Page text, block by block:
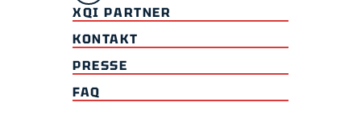
XQI PARTNER
KONTAKT
PRESSE
FAQ